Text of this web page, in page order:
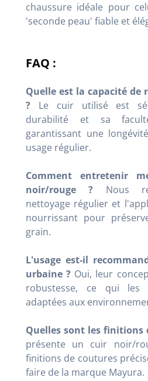
chaussure idéale pour
'seconde peau' fiable et
FAQ :
Quelle est la capacité de
?
Le cuir utilisé est
durabilité et sa
garantissant une
usage régulier.
Comment entretenir
noir/rouge ?
Nous
nettoyage régulier et
nourrissant pour
grain.
L'usage est-il
urbaine ? Oui, leur
robustesse, ce qui les
adaptées aux
Quelles sont les finitions
présente un cuir noir/
finitions de coutures
faire de la marque Mayura.